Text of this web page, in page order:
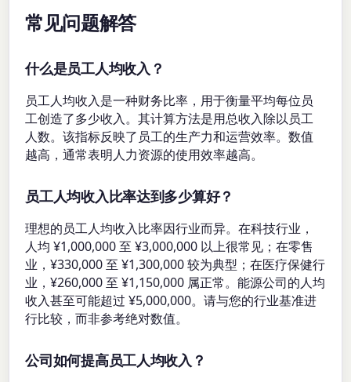
常见问题解答
什么是员工人均收入？
员工人均收入是一种财务比率，用于衡量平均每位员
工创造了多少收入。其计算方法是用总收入除以员工
人数。该指标反映了员工的生产力和运营效率。数值
越高，通常表明人力资源的使用效率越高。
员工人均收入比率达到多少算好？
理想的员工人均收入比率因行业而异。在科技行业，
人均 ¥1,000,000 至 ¥3,000,000 以上很常见；在零售
业，¥330,000 至 ¥1,300,000 较为典型；在医疗保健行
业，¥260,000 至 ¥1,150,000 属正常。能源公司的人均
收入甚至可能超过 ¥5,000,000。请与您的行业基准进
行比较，而非参考绝对数值。
公司如何提高员工人均收入？